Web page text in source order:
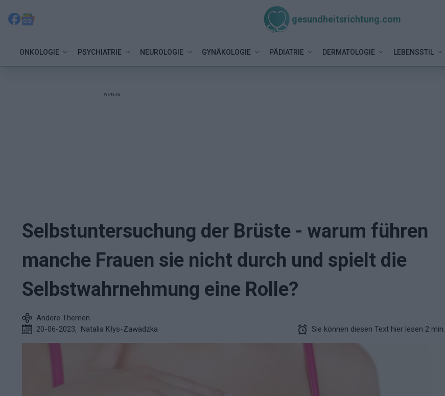
gesundheitsrichtung.com
ONKOLOGIE PSYCHIATRIE NEUROLOGIE GYNÄKOLOGIE PÄDIATRIE DERMATOLOGIE LEBENSSTIL
Werbung:
Selbstuntersuchung der Brüste - warum führen
manche Frauen sie nicht durch und spielt die
Selbstwahrnehmung eine Rolle?
Andere Themen
20-06-2023, Natalia Kłys-Zawadzka Sie können diesen Text hier lesen 2 min.